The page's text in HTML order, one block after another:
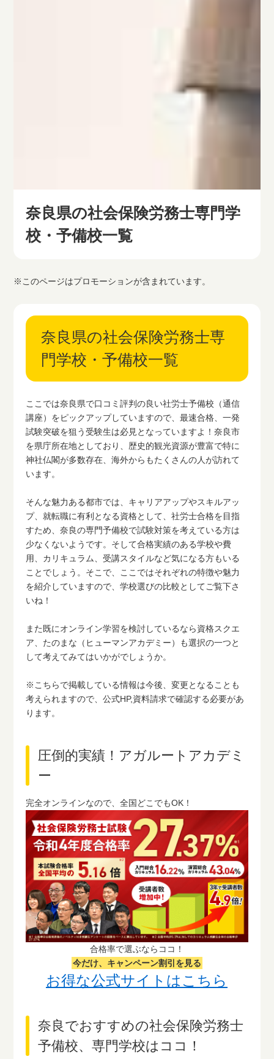
奈良県の社会保険労務士専門学
校・予備校一覧
※このページはプロモーションが含まれています。
奈良県の社会保険労務士専
門学校・予備校一覧
ここでは奈良県で口コミ評判の良い社労士予備校（通信
講座）をピックアップしていますので、最速合格、一発
試験突破を狙う受験生は必見となっていますよ！奈良市
を県庁所在地としており、歴史的観光資源が豊富で特に
神社仏閣が多数存在、海外からもたくさんの人が訪れて
います。
そんな魅力ある都市では、キャリアアップやスキルアッ
プ、就転職に有利となる資格として、社労士合格を目指
すため、奈良の専門予備校で試験対策を考えている方は
少なくないようです。そして合格実績のある学校や費
用、カリキュラム、受講スタイルなど気になる方もいる
ことでしょう。そこで、ここではそれぞれの特徴や魅力
を紹介していますので、学校選びの比較としてご覧下さ
いね！
また既にオンライン学習を検討しているなら資格スクエ
ア、たのまな（ヒューマンアカデミー）も選択の一つと
して考えてみてはいかがでしょうか。
※こちらで掲載している情報は今後、変更となることも
考えられますので、公式HP,資料請求で確認する必要があ
ります。
圧倒的実績！アガルートアカデミ
ー
完全オンラインなので、全国どこでもOK！
合格率で選ぶならココ！
今だけ、キャンペーン割引を見る
お得な公式サイトはこちら
奈良でおすすめの社会保険労務士
予備校、専門学校はココ！